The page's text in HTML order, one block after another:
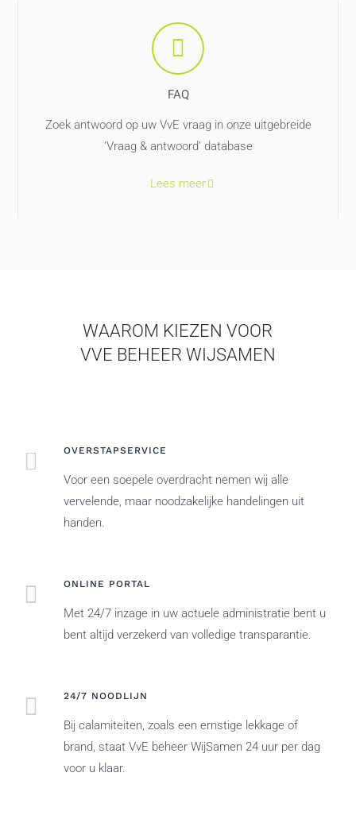
FAQ
Zoek antwoord op uw VvE vraag in onze uitgebreide
‘Vraag & antwoord’ database
Lees meer
WAAROM KIEZEN VOOR
VVE BEHEER WIJSAMEN
OVERSTAPSERVICE
Voor een soepele overdracht nemen wij alle
vervelende, maar noodzakelijke handelingen uit
handen.
ONLINE PORTAL
Met 24/7 inzage in uw actuele administratie bent u
bent altijd verzekerd van volledige transparantie.
24/7 NOODLIJN
Bij calamiteiten, zoals een ernstige lekkage of
brand, staat VvE beheer WijSamen 24 uur per dag
voor u klaar.